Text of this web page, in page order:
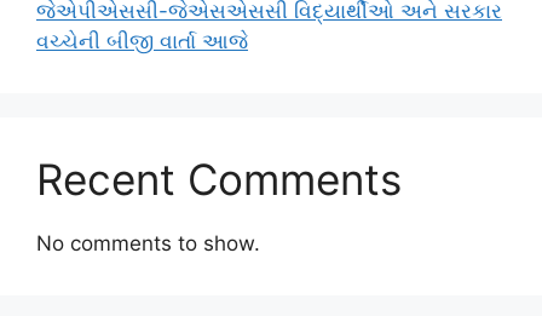
જેએપીએસસી-જેએસએસસી વિદ્યાર્થીઓ અને સરકાર
વચ્ચેની બીજી વાર્તા આજે
Recent Comments
No comments to show.